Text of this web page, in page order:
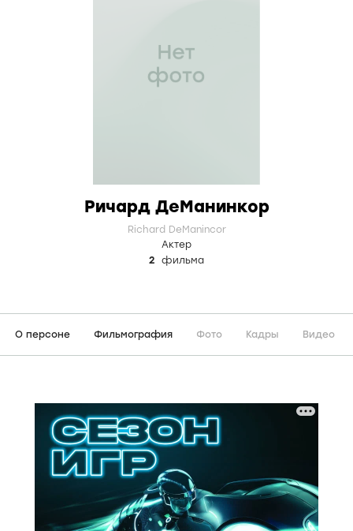
Ричард ДеМанинкор
Richard DeManincor
Актер
2
фильма
О персоне Фильмография Фото Кадры Видео